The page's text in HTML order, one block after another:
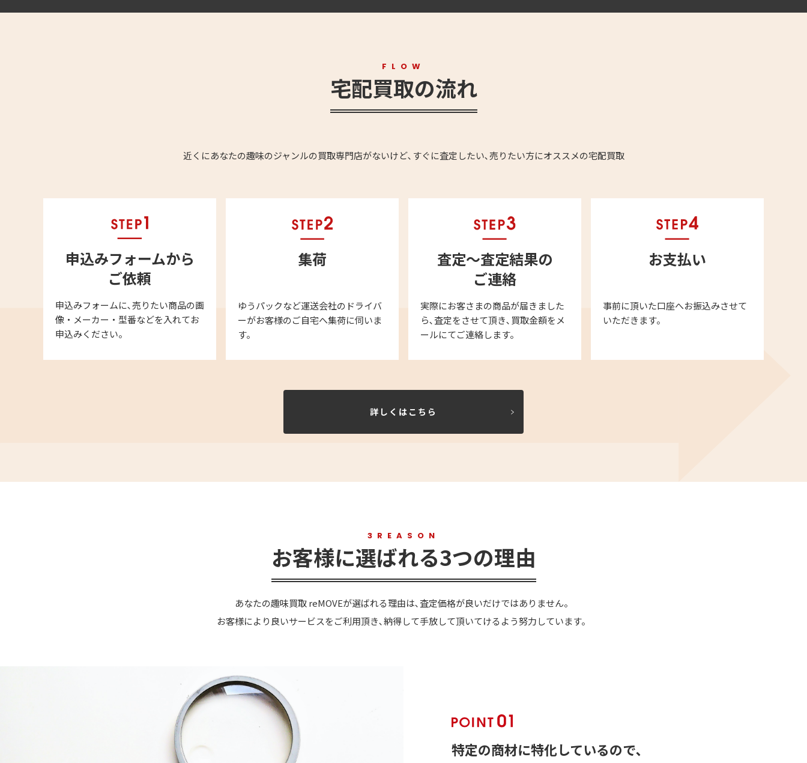
FLOW
宅配買取の流れ
近くにあなたの趣味のジャンルの買取専門店がないけど､すぐに査定したい､売りたい方にオススメの宅配買取
申込みフォームから
ご依頼
申込みフォームに､売りたい商品の画
像・メーカー・型番などを入れてお
申込みください。
集荷
ゆうパックなど運送会社のドライバ
ーがお客様のご自宅へ集荷に伺いま
す。
査定～査定結果の
ご連絡
実際にお客さまの商品が届きました
ら､査定をさせて頂き､買取金額をメ
ールにてご連絡します。
お支払い
事前に頂いた口座へお振込みさせて
いただきます。
詳しくはこちら
3REASON
お客様に選ばれる3つの理由
あなたの趣味買取 reMOVEが選ばれる理由は､査定価格が良いだけではありません。
お客様により良いサービスをご利用頂き､納得して手放して頂いてけるよう努力しています。
特定の商材に特化しているので､